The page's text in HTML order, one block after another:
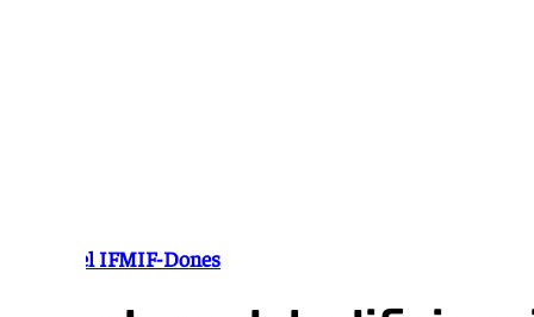
Obras del IFMIF-Dones